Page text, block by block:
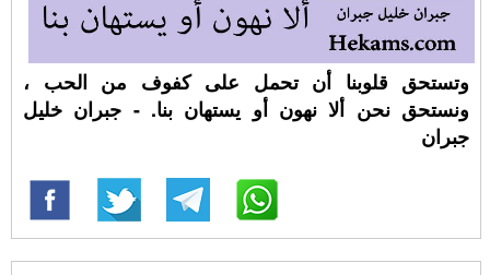
وتستحق قلوبنا أن تحمل على كفوف من الحب ،
ونستحق نحن ألا نهون أو يستهان بنا. - جبران خليل
جبران